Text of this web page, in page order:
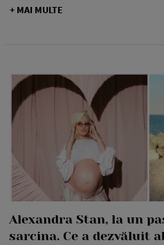
+ MAI MULTE
Alexandra Stan, la un
sarcina. Ce a dezvăluit